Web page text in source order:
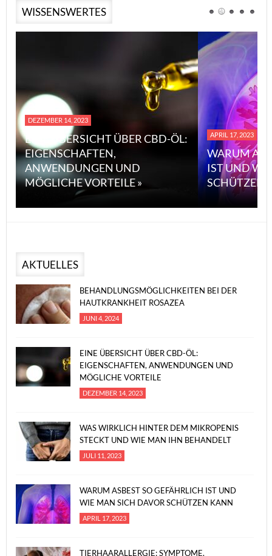
WISSENSWERTES
DEZEMBER 14, 2023
EINE ÜBERSICHT ÜBER CBD-ÖL:
EIGENSCHAFTEN,
ANWENDUNGEN UND
MÖGLICHE VORTEILE »
APRIL 17, 2023
WARUM
IST UND
SCHÜTZEN
AKTUELLES
BEHANDLUNGSMÖGLICHKEITEN BEI DER
HAUTKRANKHEIT ROSAZEA
JUNI 4, 2024
EINE ÜBERSICHT ÜBER CBD-ÖL:
EIGENSCHAFTEN, ANWENDUNGEN UND
MÖGLICHE VORTEILE
DEZEMBER 14, 2023
WAS WIRKLICH HINTER DEM MIKROPENIS
STECKT UND WIE MAN IHN BEHANDELT
JULI 11, 2023
WARUM ASBEST SO GEFÄHRLICH IST UND
WIE MAN SICH DAVOR SCHÜTZEN KANN
APRIL 17, 2023
TIERHAARALLERGIE: SYMPTOME,